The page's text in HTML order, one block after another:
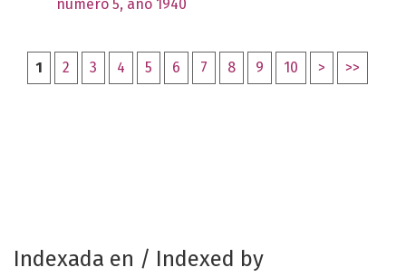
número 5, año 1940
1 2 3 4 5 6 7 8 9 10 > >>
Indexada en / Indexed by